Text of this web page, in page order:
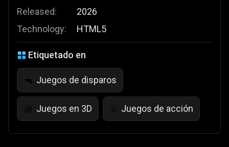
Released:
Technology:
2026
HTML5
Etiquetado en
🔫 Juegos de disparos
🧊 Juegos en 3D ⚔️ Juegos de acción